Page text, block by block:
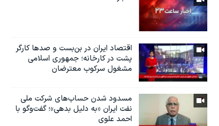
اقتصاد ایران در بن‌بست و صدها کارگر
پشت در کارخانه؛ جمهوری اسلامی
مشغول سرکوب معترضان
مسدود شدن حساب‌های شرکت ملی
نفت ایران «به دلیل بدهی»؛ گفت‌و‌گو با
احمد علوی